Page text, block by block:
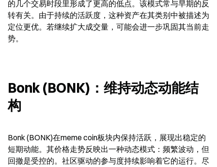
的几个交易时段里形成了更高的低点。该模式常与早期的反
转有关。由于持续的活跃度，这种资产在其类别中被描述为
定位更优。若继续扩大成交量，可能会进一步巩固其当前走
势。
Bonk (BONK)：维持动态动能结
构
Bonk (BONK)在meme coin板块内保持活跃，展现出稳定的
短期动能。其价格走势反映出一种动态模式：频繁波动，但
回撤是受控的。社区驱动的参与度持续影响着它的运行。尽